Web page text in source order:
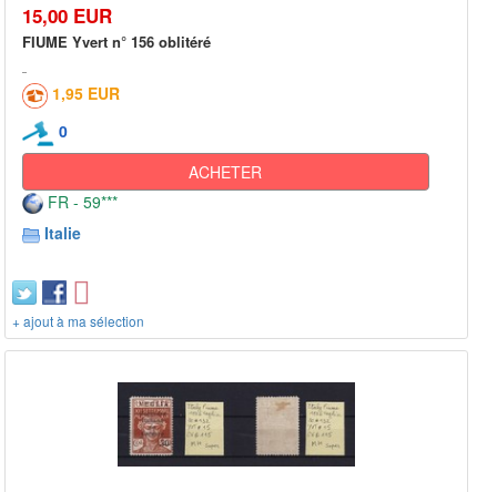
15,00 EUR
FIUME Yvert n° 156 oblitéré
1,95 EUR
0
ACHETER
FR - 59***
Italie
+ ajout à ma sélection